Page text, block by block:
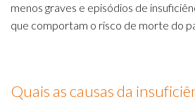
menos graves e episódios de
que comportam o risco de morte do
Quais as causas da